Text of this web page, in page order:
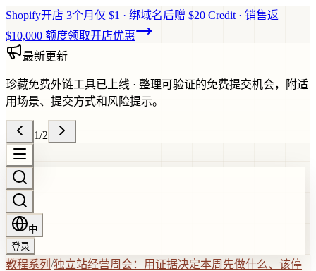
Shopify开店 3个月仅 $1 · 绑域名后赠 $20 Credit · 销售返
$10,000 额度领取开店优惠
最新更新
珍藏免费外链工具已上线 · 整理可验证的免费提交机会，附适
用场景、提交方式和风险提示。
1/2
中
登录
教程系列 /独立站经营周会：用证据决定本周先做什么、该停